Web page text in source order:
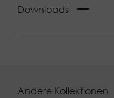
Downloads
Andere Kollektionen